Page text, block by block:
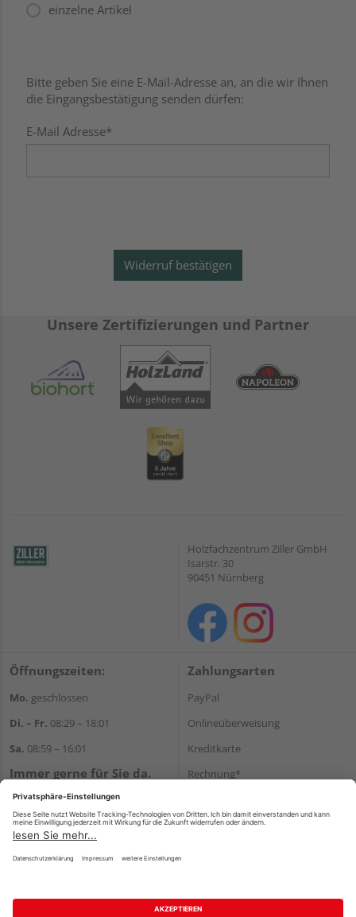
einzelne Artikel
Bitte geben Sie eine E-Mail-Adresse an, an die wir Ihnen
die Eingangsbestätigung senden dürfen:
E-Mail Adresse*
Widerruf bestätigen
Unsere Zertifizierungen und Partner
Holzfachzentrum Ziller GmbH
Isarstr. 30
90451 Nürnberg
Öffnungszeiten:
Mo. geschlossen
Di. – Fr. 08:29 – 18:01
Sa. 08:59 – 16:01
Immer gerne für Sie da.
E-Mail:kontakt@holzziller.de
Zahlungsarten
PayPal
Onlineüberweisung
Kreditkarte
Rechnung*
Versand
Impressum AGB Widerruf
Datenschutz